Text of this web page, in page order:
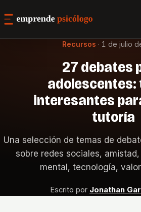
Recursos · 1 de julio
27 debates
adolescentes:
interesantes
tutoría
Una selección de temas de
sobre redes sociales,
mental, tecnología,
Escrito por Jonathan